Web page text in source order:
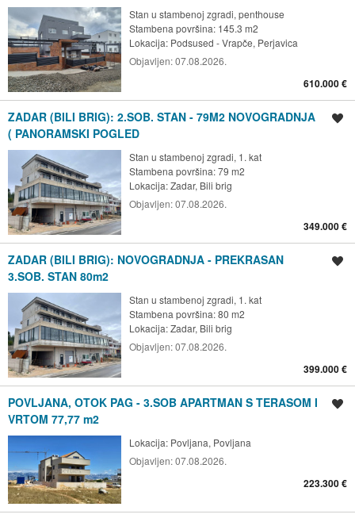
Stan u stambenoj zgradi, penthouse
Stambena površina: 145.3 m2
Lokacija: Podsused - Vrapče, Perjavica
Objavljen:07.08.2026.
610.000 €
ZADAR (BILI BRIG): 2.SOB. STAN - 79M2 NOVOGRADNJA
( PANORAMSKI POGLED
Stan u stambenoj zgradi, 1. kat
Stambena površina: 79 m2
Lokacija:Zadar, Bili brig
Objavljen:07.08.2026.
349.000 €
ZADAR (BILI BRIG): NOVOGRADNJA - PREKRASAN
3.SOB. STAN 80m2
Stan u stambenoj zgradi, 1. kat
Stambena površina: 80 m2
Lokacija:Zadar, Bili brig
Objavljen:07.08.2026.
399.000 €
POVLJANA, OTOK PAG - 3.SOB APARTMAN S TERASOM I
VRTOM 77,77 m2
Lokacija: Povljana, Povljana
Objavljen:07.08.2026.
223.300 €